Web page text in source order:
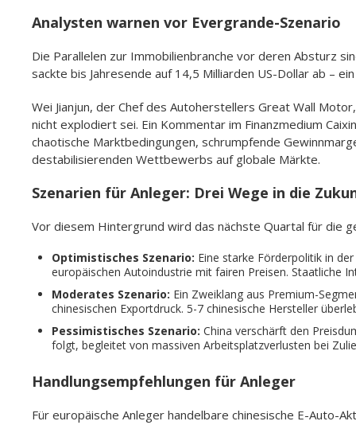
Analysten warnen vor Evergrande-Szenario
Die Parallelen zur Immobilienbranche vor deren Absturz
sackte bis Jahresende auf 14,5 Milliarden US-Dollar ab –
Wei Jianjun, der Chef des Autoherstellers Great Wall
nicht explodiert sei. Ein Kommentar im Finanzmedium
chaotische Marktbedingungen, schrumpfende
destabilisierenden Wettbewerbs auf globale Märkte.
Szenarien für Anleger: Drei Wege in die
Vor diesem Hintergrund wird das nächste Quartal für die
Optimistisches Szenario: Eine starke Förderpolitik in
europäischen Autoindustrie mit fairen Preisen. Staatliche
Moderates Szenario: Ein Zweiklang aus Premium-
chinesischen Exportdruck. 5-7 chinesische Hersteller
Pessimistisches Szenario: China verschärft den
folgt, begleitet von massiven Arbeitsplatzverlusten bei
Handlungsempfehlungen für Anleger
Für europäische Anleger handelbare chinesische E-Auto-